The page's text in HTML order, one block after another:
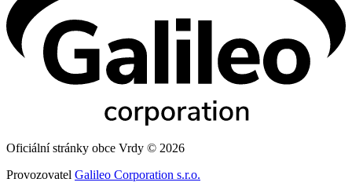
Oficiální stránky obce Vrdy © 2026
Provozovatel Galileo Corporation s.r.o.